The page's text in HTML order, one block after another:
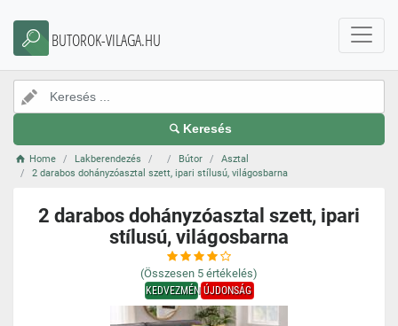
BUTOROK-VILAGA.HU
Keresés
Home Lakberendezés Bútor
Asztal
2 darabos dohányzóasztal szett, ipari stílusú, világosbarna
2 darabos dohányzóasztal szett, ipari
stílusú, világosbarna
(Összesen 5 értékelés)
KEDVEZMÉNYÚJDONSÁG